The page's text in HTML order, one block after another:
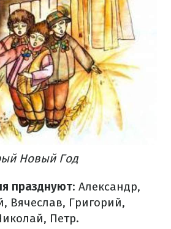
Новый Год
празднуют: Александр,
Вячеслав, Григорий,
Петр.